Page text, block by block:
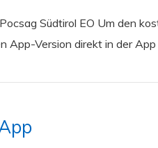
Südtirol EO Um den
App-Version direkt in der